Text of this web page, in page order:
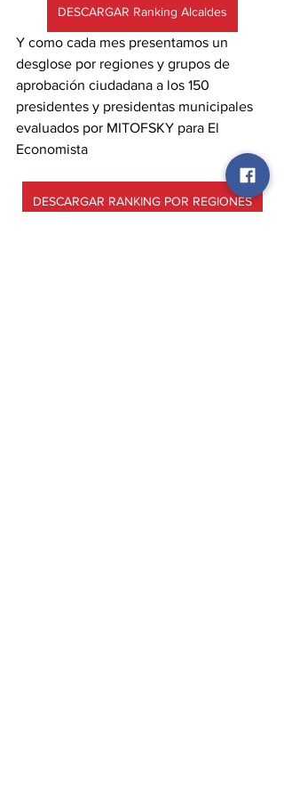
DESCARGAR Ranking Alcaldes
Y como cada mes presentamos un
desglose por regiones y grupos de
aprobación ciudadana a los 150
presidentes y presidentas municipales
evaluados por MITOFSKY para El
Economista
DESCARGAR RANKING POR REGIONES